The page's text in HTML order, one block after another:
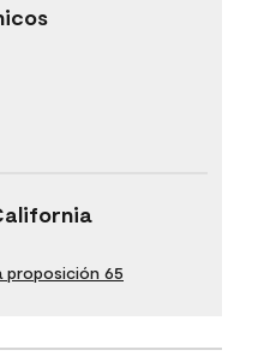
proposición 65